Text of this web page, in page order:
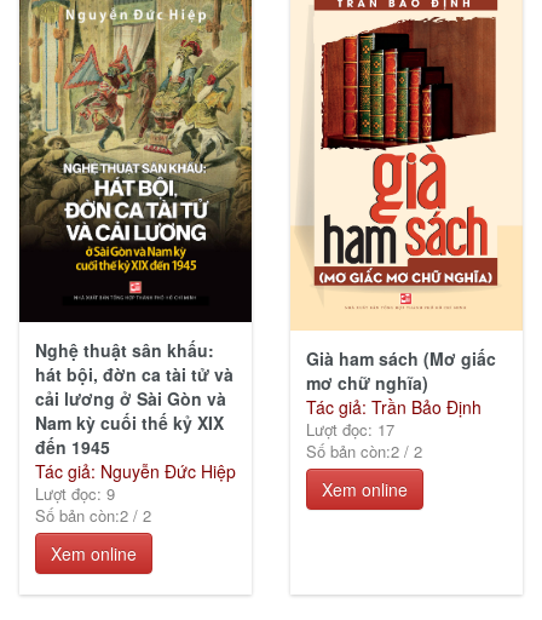
Nghệ thuật sân khấu:
hát bội, đờn ca tài tử và
cải lương ở Sài Gòn và
Nam kỳ cuối thế kỷ XIX
đến 1945
Tác giả: Nguyễn Đức Hiệp
Lượt đọc: 9
Số bản còn:2/2
Xem online
Già ham sách (Mơ giấc
mơ chữ nghĩa)
Tác giả: Trần Bảo Định
Lượt đọc: 17
Số bản còn:2/2
Xem online